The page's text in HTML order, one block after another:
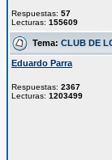
Respuestas: 57
Lecturas: 155609
Tema: CLUB DE
Eduardo Parra
Respuestas: 2367
Lecturas: 1203499